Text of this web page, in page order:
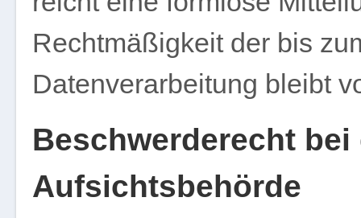
Rechtmäßigkeit der bis
Datenverarbeitung bleibt
Beschwerderecht
Aufsichtsbehörde